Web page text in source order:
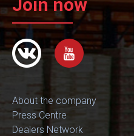
Join now
About the company
Press Centre
Dealers Network